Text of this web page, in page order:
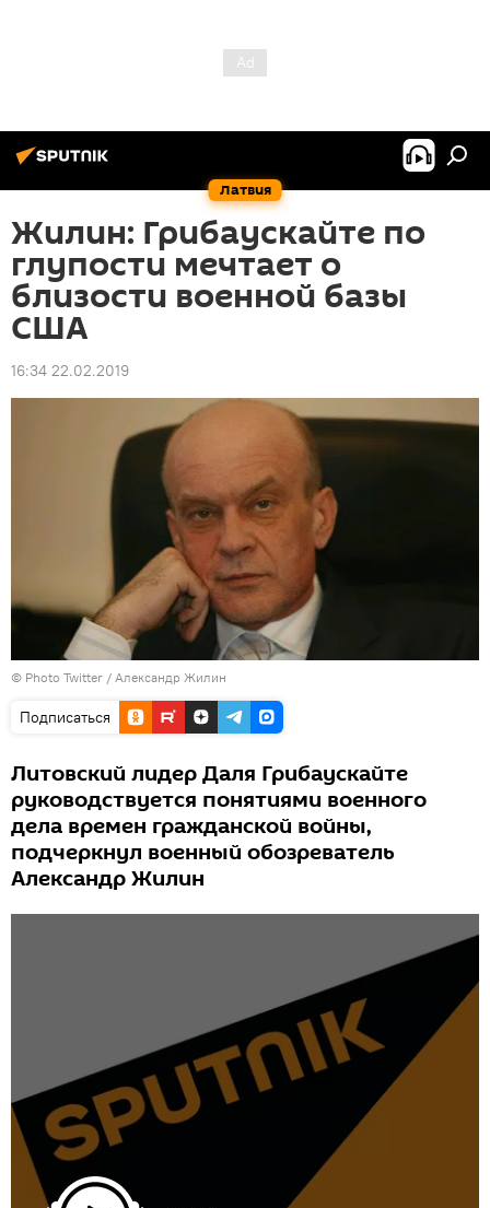
Латвия
Жилин: Грибаускайте по
глупости мечтает о
близости военной базы
США
16:34 22.02.2019
© Photo Twitter / Александр Жилин
Подписаться
Литовский лидер Даля Грибаускайте
руководствуется понятиями военного
дела времен гражданской войны,
подчеркнул военный обозреватель
Александр Жилин